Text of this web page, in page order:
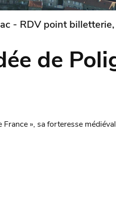
- RDV point
de
France », sa forteresse